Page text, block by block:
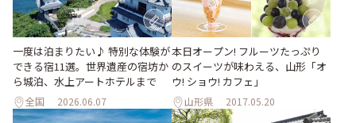
一度は泊まりたい♪ 特別な体験が
できる宿11選。世界遺産の宿坊か
ら城泊、水上アートホテルまで
全国 2026.06.07
本日オープン! フルーツたっぷり
のスイーツが味わえる、山形「オ
ウ! ショウ! カフェ」
山形県 2017.05.20